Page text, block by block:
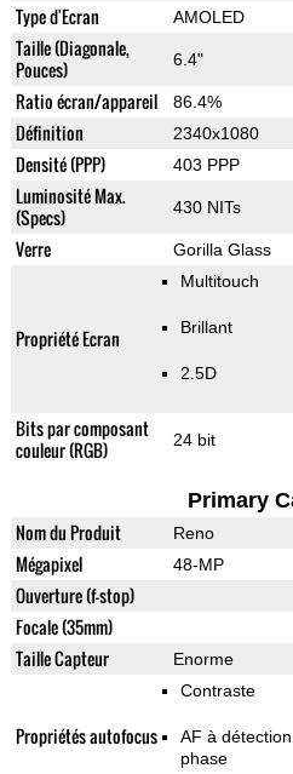
Type d'Ecran AMOLED
Taille (Diagonale,
Pouces)
6.4"
Ratio écran/appareil 86.4%
Définition 2340x1080
Densité (PPP) 403 PPP
Luminosité Max.
(Specs)
430 NITs
Verre Gorilla Glass
Propriété Ecran
Multitouch
Brillant
2.5D
Bits par composant
couleur (RGB)
24 bit
Primary
Nom du Produit Reno
Mégapixel 48-MP
Ouverture (f-stop)
Focale (35mm)
Taille Capteur Enorme
Propriétés autofocus
Contraste
AF à
phase